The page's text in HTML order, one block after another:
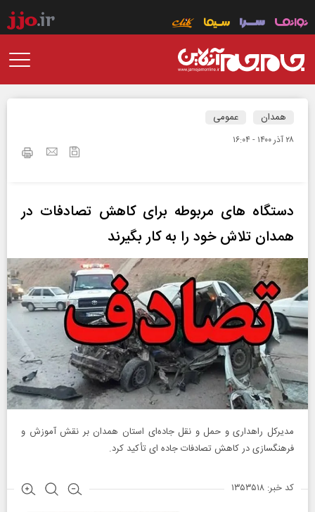
همدان عمومی
۲۸ آذر ۱۴۰۰ - ۱۶:۰۴
دستگاه های مربوطه برای کاهش تصادفات در
همدان تلاش خود را به کار بگیرند
مدیرکل راهداری و حمل و نقل جاده‌ای استان همدان بر نقش آموزش و
فرهنگسازی در کاهش تصادفات جاده ای تأکید کرد.
کد خبر: ۱۳۵۳۵۱۸